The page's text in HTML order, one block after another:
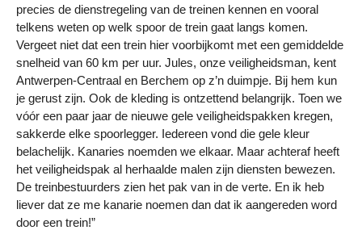
precies de dienstregeling van de treinen kennen en vooral
telkens weten op welk spoor de trein gaat langs komen.
Vergeet niet dat een trein hier voorbijkomt met een gemiddelde
snelheid van 60 km per uur. Jules, onze veiligheidsman, kent
Antwerpen-Centraal en Berchem op z’n duimpje. Bij hem kun
je gerust zijn. Ook de kleding is ontzettend belangrijk. Toen we
vóór een paar jaar de nieuwe gele veiligheidspakken kregen,
sakkerde elke spoorlegger. Iedereen vond die gele kleur
belachelijk. Kanaries noemden we elkaar. Maar achteraf heeft
het veiligheidspak al herhaalde malen zijn diensten bewezen.
De treinbestuurders zien het pak van in de verte. En ik heb
liever dat ze me kanarie noemen dan dat ik aangereden word
door een trein!”